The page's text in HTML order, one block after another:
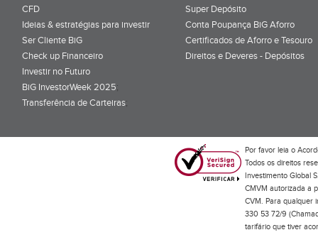
CFD
Ideias & estratégias para investir
Ser Cliente BiG
Check up Financeiro
Investir no Futuro
BiG InvestorWeek 2025;
Transferência de Carteiras;
Super Depósito
Conta Poupança BiG Aforro
Certificados de Aforro e Tesouro
Direitos e Deveres - Depósitos
Por favor leia o
Todos os direitos
Investimento Global
CMVM autorizada a
CVM. Para qualquer
330 53 72/9
tarifário que tiver